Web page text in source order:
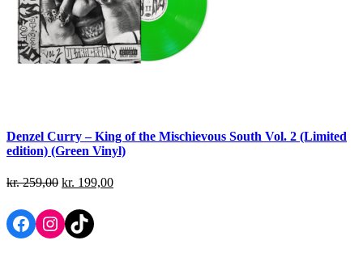
Denzel Curry – King of the Mischievous South Vol. 2 (Limited
edition) (Green Vinyl)
kr.259,00 kr. 199,00
Facebook
Instagram
TikTok